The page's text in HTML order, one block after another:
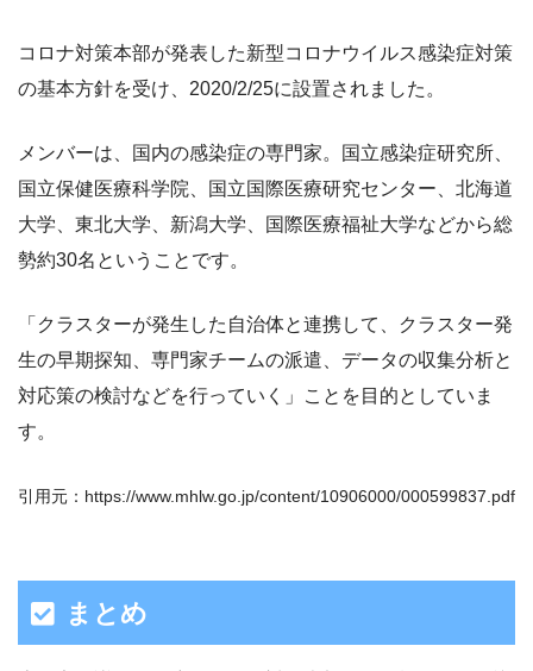
コロナ対策本部が発表した新型コロナウイルス感染症対策
の基本方針を受け、2020/2/25に設置されました。
メンバーは、国内の感染症の専門家。国立感染症研究所、
国立保健医療科学院、国立国際医療研究センター、北海道
大学、東北大学、新潟大学、国際医療福祉大学などから総
勢約30名ということです。
「クラスターが発生した自治体と連携して、クラスター発
生の早期探知、専門家チームの派遣、データの収集分析と
対応策の検討などを行っていく」ことを目的としていま
す。
引用元：https://www.mhlw.go.jp/content/10906000/000599837.pdf
まとめ